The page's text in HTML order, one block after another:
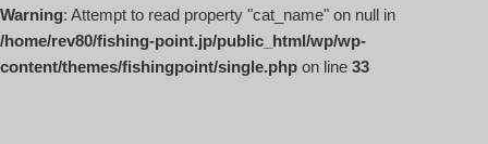
プ
o
n
Warning: Attempt to read property "cat_name" on null in
/home/rev80/fishing-point.jp/public_html/wp/wp-
content/themes/fishingpoint/single.php on line 33